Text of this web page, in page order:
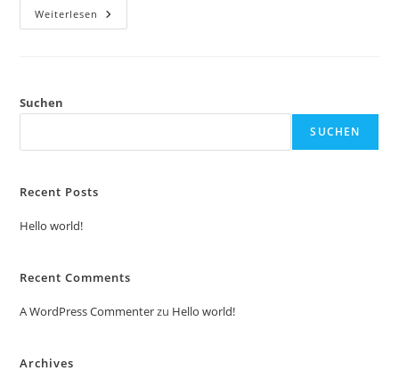
Weiterlesen Hello
World!
Suchen
SUCHEN
Recent Posts
Hello world!
Recent Comments
A WordPress Commenterzu Hello world!
Archives